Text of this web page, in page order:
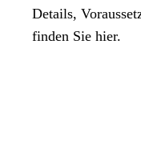
Details,
finden Sie hier.